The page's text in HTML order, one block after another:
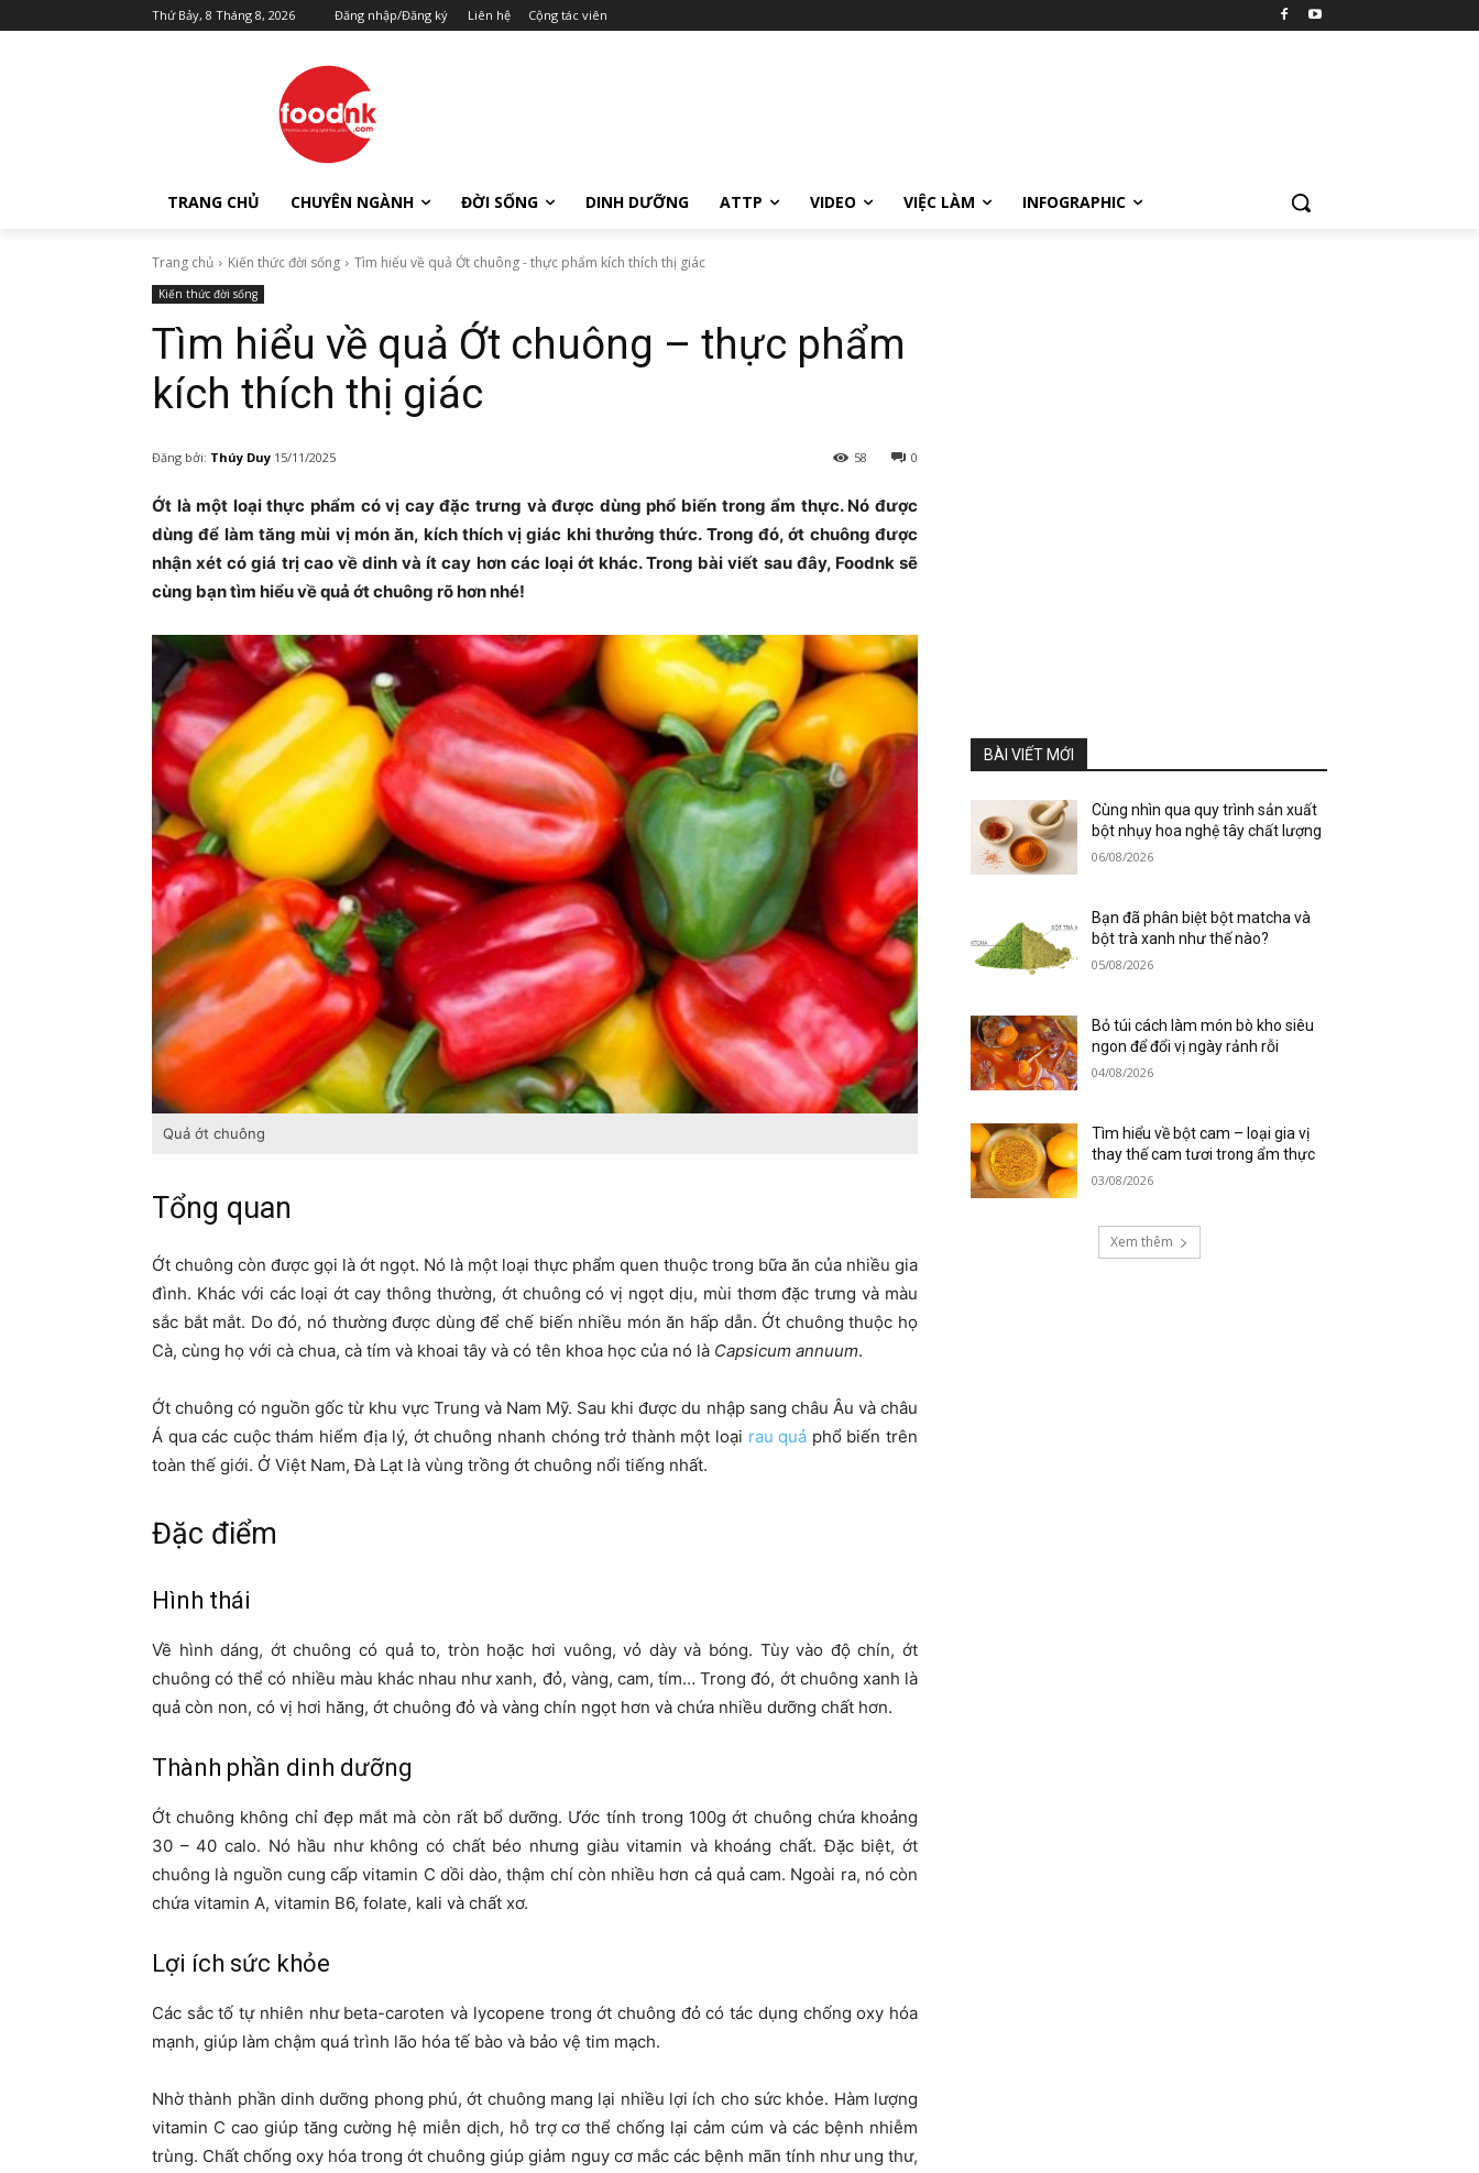
Thứ Bảy, 8 Tháng 8, 2026 Đăng nhập/Đăng ký Liên hệ Cộng tác viên
TRANG CHỦ CHUYÊN NGÀNH ĐỜI SỐNG DINH DƯỠNG ATTP VIDEO VIỆC LÀM INFOGRAPHIC
Trang chủ Kiến thức đời sống Tìm hiểu về quả Ớt chuông - thực phẩm kích thích thị giác
Kiến thức đời sống
Tìm hiểu về quả Ớt chuông – thực phẩm
kích thích thị giác
Đăng bởi: Thúy Duy 15/11/2025 0
58
Ớt là một loại thực phẩm có vị cay đặc trưng và được dùng phổ biến trong ẩm thực. Nó được
dùng để làm tăng mùi vị món ăn, kích thích vị giác khi thưởng thức. Trong đó, ớt chuông được
nhận xét có giá trị cao về dinh và ít cay hơn các loại ớt khác. Trong bài viết sau đây, Foodnk sẽ
cùng bạn tìm hiểu về quả ớt chuông rõ hơn nhé!
Quả ớt chuông
Tổng quan
Ớt chuông còn được gọi là ớt ngọt. Nó là một loại thực phẩm quen thuộc trong bữa ăn của nhiều gia
đình. Khác với các loại ớt cay thông thường, ớt chuông có vị ngọt dịu, mùi thơm đặc trưng và màu
sắc bắt mắt. Do đó, nó thường được dùng để chế biến nhiều món ăn hấp dẫn. Ớt chuông thuộc họ
Cà, cùng họ với cà chua, cà tím và khoai tây và có tên khoa học của nó là Capsicum annuum.
Ớt chuông có nguồn gốc từ khu vực Trung và Nam Mỹ. Sau khi được du nhập sang châu Âu và châu
Á qua các cuộc thám hiểm địa lý, ớt chuông nhanh chóng trở thành một loại rau quả phổ biến trên
toàn thế giới. Ở Việt Nam, Đà Lạt là vùng trồng ớt chuông nổi tiếng nhất.
Đặc điểm
Hình thái
Về hình dáng, ớt chuông có quả to, tròn hoặc hơi vuông, vỏ dày và bóng. Tùy vào độ chín, ớt
chuông có thể có nhiều màu khác nhau như xanh, đỏ, vàng, cam, tím… Trong đó, ớt chuông xanh là
quả còn non, có vị hơi hăng, ớt chuông đỏ và vàng chín ngọt hơn và chứa nhiều dưỡng chất hơn.
Thành phần dinh dưỡng
Ớt chuông không chỉ đẹp mắt mà còn rất bổ dưỡng. Ước tính trong 100g ớt chuông chứa khoảng
30 – 40 calo. Nó hầu như không có chất béo nhưng giàu vitamin và khoáng chất. Đặc biệt, ớt
chuông là nguồn cung cấp vitamin C dồi dào, thậm chí còn nhiều hơn cả quả cam. Ngoài ra, nó còn
chứa vitamin A, vitamin B6, folate, kali và chất xơ.
Lợi ích sức khỏe
Các sắc tố tự nhiên như beta-caroten và lycopene trong ớt chuông đỏ có tác dụng chống oxy hóa
mạnh, giúp làm chậm quá trình lão hóa tế bào và bảo vệ tim mạch.
Nhờ thành phần dinh dưỡng phong phú, ớt chuông mang lại nhiều lợi ích cho sức khỏe. Hàm lượng
vitamin C cao giúp tăng cường hệ miễn dịch, hỗ trợ cơ thể chống lại cảm cúm và các bệnh nhiễm
trùng. Chất chống oxy hóa trong ớt chuông giúp giảm nguy cơ mắc các bệnh mãn tính như ung thư,
BÀI VIẾT MỚI
Cùng nhìn qua quy trình sản xuất
bột nhụy hoa nghệ tây chất lượng
06/08/2026
Bạn đã phân biệt bột matcha và
bột trà xanh như thế nào?
05/08/2026
Bỏ túi cách làm món bò kho siêu
ngon để đổi vị ngày rảnh rỗi
04/08/2026
Tìm hiểu về bột cam – loại gia vị
thay thế cam tươi trong ẩm thực
03/08/2026
Xem thêm